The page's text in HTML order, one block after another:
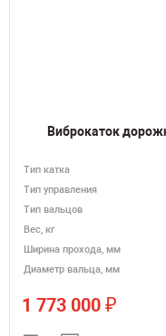
Виброкаток
Тип катка
Тип управления
Тип вальцов
Вес, кг
Ширина прохода, мм
Диаметр вальца, мм
1 773 000 ₽